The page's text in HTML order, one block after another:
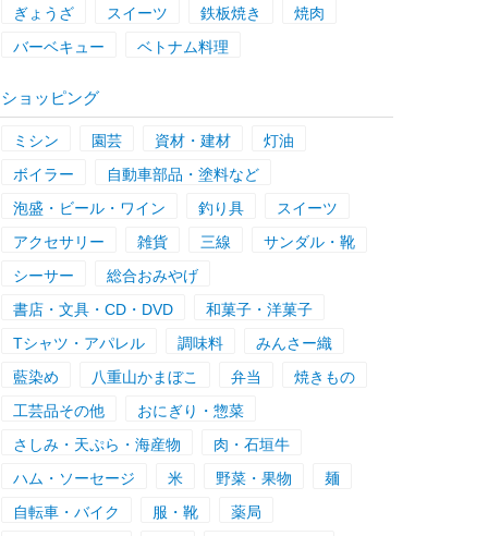
ぎょうざ
スイーツ 鉄板焼き
焼肉
バーベキュー
ベトナム料理
ショッピング
ミシン 園芸 資材・建材
灯油
ボイラー
自動車部品・塗料など
泡盛・ビール・ワイン
釣り具
スイーツ
アクセサリー
雑貨 三線
サンダル・靴
シーサー
総合おみやげ
書店・文具・CD・DVD
和菓子・洋菓子
Tシャツ・アパレル
調味料
みんさー織
藍染め
八重山かまぼこ 弁当
焼きもの
工芸品その他
おにぎり・惣菜
さしみ・天ぷら・海産物
肉・石垣牛
ハム・ソーセージ
米 野菜・果物
麺
自転車・バイク
服・靴
薬局